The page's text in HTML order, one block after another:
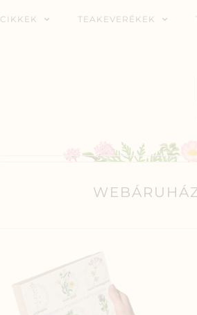
CIKKEK TEAKEVERÉKEK